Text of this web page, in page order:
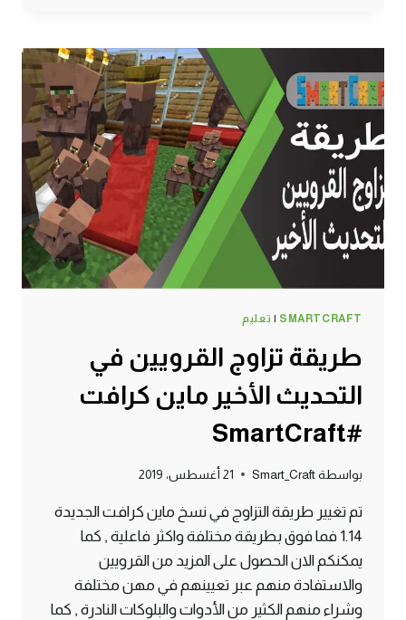
جديدة
مرة
على
القناة
ماين
كرافت
#SMARTCRAFT
SMARTCRAFT
| تعليم
طريقة تزاوج القرويين في
التحديث الأخير ماين كرافت
#SmartCraft
بواسطة Smart_Craft 21 أغسطس، 2019
تم تغيير طريقة التزاوج في نسخ ماين كرافت الجديدة
1.14 فما فوق بطريقة مختلفة واكثر فاعلية , كما
يمكنكم الان الحصول على المزيد من القرويين
والاستفادة منهم عبر تعيينهم في مهن مختلفة
وشراء منهم الكثير من الأدوات والبلوكات النادرة , كما